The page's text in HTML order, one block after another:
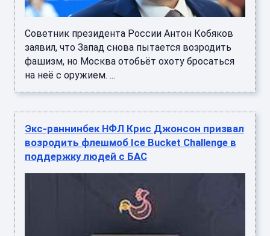
Советник президента России Антон Кобяков
заявил, что Запад снова пытается возродить
фашизм, но Москва отобьёт охоту бросаться
на неё с оружием. ...
Экс-раннинбек НФЛ Крис Джонсон призвал
возродить флешмоб Ice Bucket Challenge в
поддержку людей с БАС